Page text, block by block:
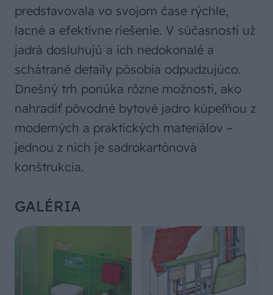
predstavovala vo svojom čase rýchle,
lacné a efektívne riešenie. V súčasnosti už
jadrá dosluhujú a ich nedokonalé a
schátrané detaily pôsobia odpudzujúco.
Dnešný trh ponúka rôzne možnosti, ako
nahradiť pôvodné bytové jadro kúpeľňou z
moderných a praktických materiálov –
jednou z nich je sadrokartónová
konštrukcia.
GALÉRIA